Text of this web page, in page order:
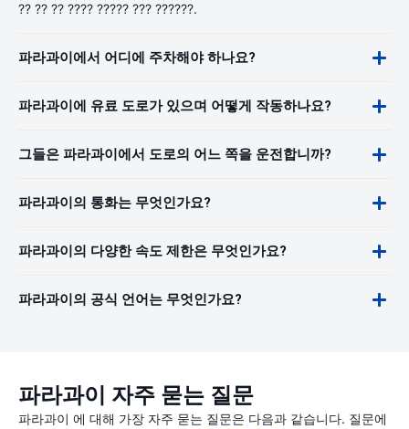
?? ?? ?? ???? ????? ??? ??????.
파라과이에서 어디에 주차해야 하나요?
파라과이에 유료 도로가 있으며 어떻게 작동하나요?
그들은 파라과이에서 도로의 어느 쪽을 운전합니까?
파라과이의 통화는 무엇인가요?
파라과이의 다양한 속도 제한은 무엇인가요?
파라과이의 공식 언어는 무엇인가요?
파라과이 자주 묻는 질문
파라과이 에 대해 가장 자주 묻는 질문은 다음과 같습니다. 질문에